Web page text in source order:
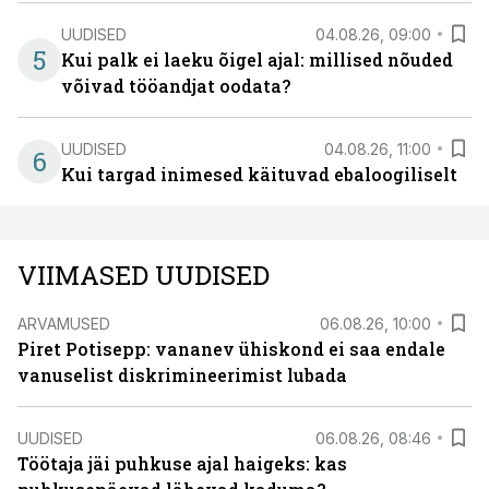
5
UUDISED 04.08.26, 09:00
Kui palk ei laeku õigel ajal: millised nõuded
võivad tööandjat oodata?
6 UUDISED 04.08.26, 11:00
Kui targad inimesed käituvad ebaloogiliselt
VIIMASED UUDISED
ARVAMUSED 06.08.26, 10:00
Piret Potisepp: vananev ühiskond ei saa endale
vanuselist diskrimineerimist lubada
UUDISED 06.08.26, 08:46
Töötaja jäi puhkuse ajal haigeks: kas